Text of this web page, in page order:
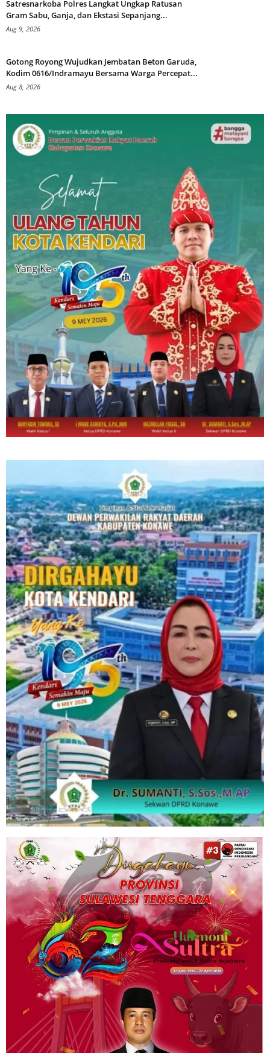
Satresnarkoba Polres Langkat Ungkap Ratusan
Gram Sabu, Ganja, dan Ekstasi Sepanjang...
Aug 9, 2026
Gotong Royong Wujudkan Jembatan Beton Garuda,
Kodim 0616/Indramayu Bersama Warga Percepat...
Aug 8, 2026